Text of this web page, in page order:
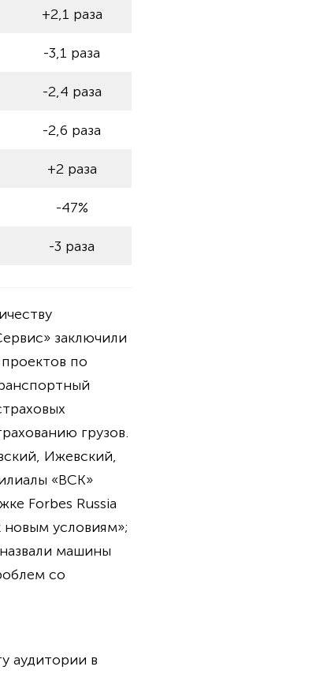
+2,1 раза
-3,1 раза
-2,4 раза
-2,6 раза
+2 раза
-47%
-3 раза
заключили
по
грузов.
Ижевский,
«ВСК»
Forbes Russia
условиям»;
машины
со
аудитории в